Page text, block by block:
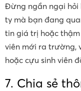
Đừng ngần ngại hỏi
ty mà bạn đang
tin giá trị hoặc
viên mới ra trường,
hoặc cựu sinh viên
7. Chia sẻ